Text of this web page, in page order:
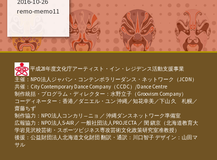
remo-memo11
平成28年度文化庁アーティスト・イン・レジデンス活動支援事業
主催：NPO法人ジャパン・コンテンポラリーダンス・ネットワーク（JCDN）
共催：City Contemporary Dance Company（CCDC）/Dance Centre
制作統括・プログラム・ディレクター：水野立子（Groovism Company）
コーディネーター：香港／ダニエル・ユン 沖縄／知花幸美／下山 久 札幌／
齋藤ちず
制作協力：NPO法人コンカリ―ニョ ／ 沖縄ダンスネットワーク準備室
広報協力：NPO法人S-AIR ／ 一般社団法人PROJECTA ／ 閔 鎭京（北海道教育大
学岩見沢校芸術・スポーツビジネス専攻芸術文化政策研究室准教授）
後援：公益財団法人北海道文化財団 翻訳・通訳：川口智子 デザイン：山田マ
サル